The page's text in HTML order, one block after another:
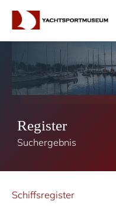
Register
Suchergebnis
Schiffsregister